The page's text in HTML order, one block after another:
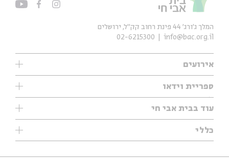
אירועים
עיון
אנגלית
נוער
ספריית וידאו
ילדים
מוזיקה
עיון
מיוחדים
עוד בבית אבי חי
תערוכות
מיוחדים
כללי
אודות
המלך ג'ורג' 44 פינת רחוב קק״ל, ירושלים
info@bac.org.il
02-6215300